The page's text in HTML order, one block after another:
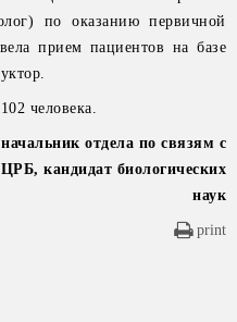
по оказанию первичной
прием пациентов на базе
человека.
отдела по связям с
кандидат биологических
наук
print